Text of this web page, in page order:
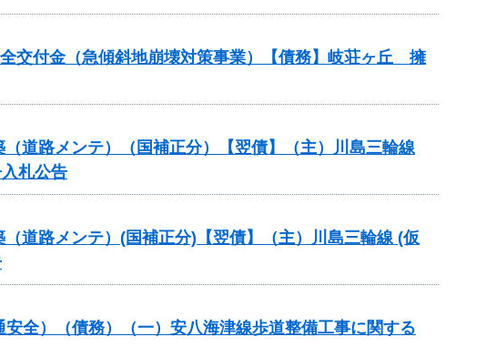
交付金（急傾斜地崩壊対策事業）【債務】岐荘ヶ丘 擁
道路メンテ）（国補正分）【翌債】（主）川島三輪線
札公告
道路メンテ）(国補正分)【翌債】（主）川島三輪線 (仮
全）（債務）（一）安八海津線歩道整備工事に関する